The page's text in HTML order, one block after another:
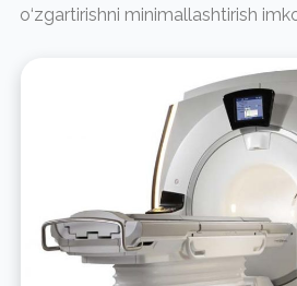
o‘zgartirishni minimallashtirish